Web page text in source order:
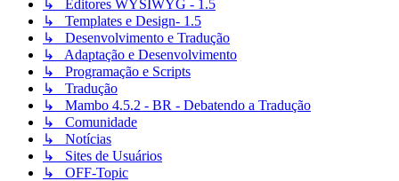
↳ Editores WYSIWYG - 1.5
↳ Templates e Design- 1.5
↳ Desenvolvimento e Tradução
↳ Adaptação e Desenvolvimento
↳ Programação e Scripts
↳ Tradução
↳ Mambo 4.5.2 - BR - Debatendo a Tradução
↳ Comunidade
↳ Notícias
↳ Sites de Usuários
↳ OFF-Topic